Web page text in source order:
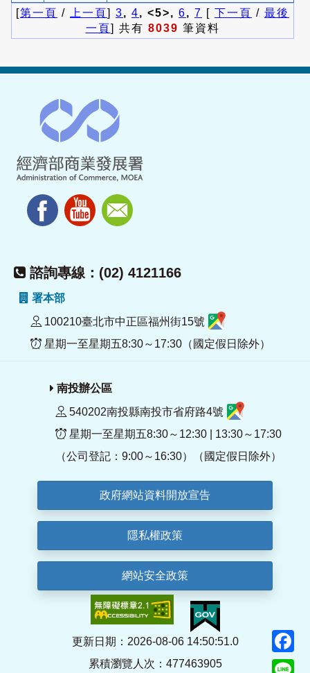
[第一頁 / 上一頁] 3, 4, <5>, 6, 7 [ 下一頁 / 最後
一頁] 共有 8039 筆資料
諮詢專線：(02) 4121166
署本部
100210臺北市中正區福州街15號
星期一至星期五8:30～17:30（國定假日除外）
南投辦公區
540202南投縣南投市省府路4號
星期一至星期五8:30～12:30 | 13:30～17:30
（公司登記：9:00～16:30）（國定假日除外）
政府網站資料開放宣告
隱私權政策
網站安全政策
更新日期：2026-08-06 14:50:51.0
累積瀏覽人次：477463905